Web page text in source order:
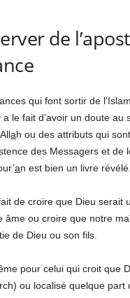
de
qui font sortir de
le fait d’avoir un doute au
ah ou des attributs qui
des Messagers et de
an est bien un livre révélé.
de croire que Dieu serait
âme ou croire que notre
de Dieu ou son fils.
pour celui qui croit que
ou localisé quelque part